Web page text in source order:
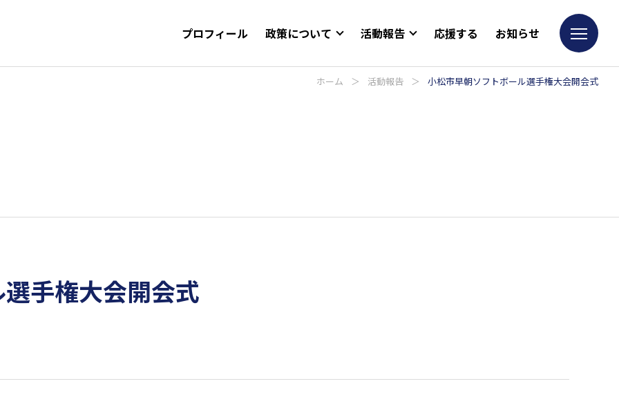
プロフィール 政策について 活動報告 応援する お知らせ
ホーム ＞ 活動報告 ＞ 小松市早朝ソフトボール選手権大会開会式
手権大会開会式